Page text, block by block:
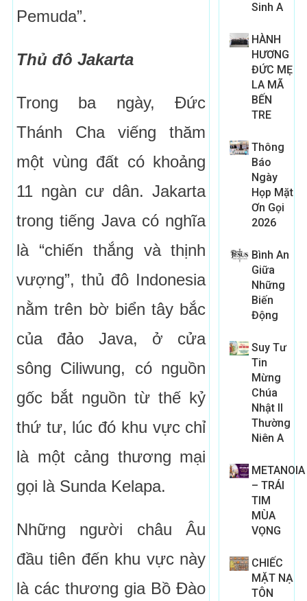
Pemuda”.
Thủ đô Jakarta
Trong ba ngày, Đức
Thánh Cha viếng thăm
một vùng đất có khoảng
11 ngàn cư dân. Jakarta
trong tiếng Java có nghĩa
là “chiến thắng và thịnh
vượng”, thủ đô Indonesia
nằm trên bờ biển tây bắc
của đảo Java, ở cửa
sông Ciliwung, có nguồn
gốc bắt nguồn từ thế kỷ
thứ tư, lúc đó khu vực chỉ
là một cảng thương mại
gọi là Sunda Kelapa.
Những người châu Âu
đầu tiên đến khu vực này
là các thương gia Bồ Đào
Sinh A
HÀNH
HƯƠNG
ĐỨC MẸ
LA MÃ
BẾN
TRE
Thông
Báo
Ngày
Họp Mặt
Ơn Gọi
2026
Bình An
Giữa
Những
Biến
Động
Suy Tư
Tin
Mừng
Chúa
Nhật II
Thường
Niên A
METANOIA
– TRÁI
TIM
MÙA
VỌNG
CHIẾC
MẶT NẠ
TÔN